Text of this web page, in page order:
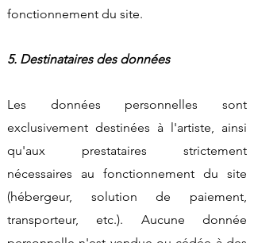
fonctionnement du site.
5. Destinataires des données
Les données personnelles sont
exclusivement destinées à l'artiste, ainsi
qu'aux prestataires strictement
nécessaires au fonctionnement du site
(hébergeur, solution de paiement,
transporteur, etc.). Aucune donnée